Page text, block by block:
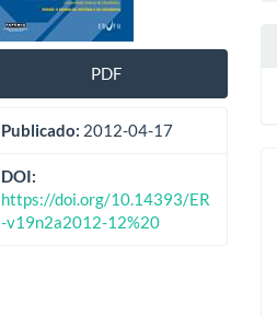
PDF
Publicado: 2012-04-17
DOI:
https://doi.org/10.14393/ER
-v19n2a2012-12%20